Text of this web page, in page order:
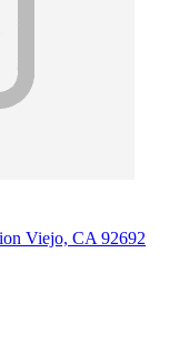
Viejo, CA 92692